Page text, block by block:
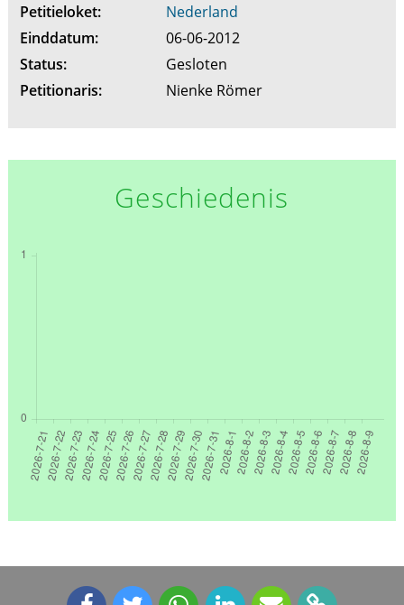
Petitieloket:
Nederland
Einddatum:
06-06-2012
Status:
Gesloten
Petitionaris:
Nienke Römer
Geschiedenis